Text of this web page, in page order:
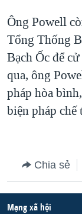
THƯỢNG
TRỊNH VĨNH
NGƯ DÂN
BÊN KIA
QUAN HỆ VIỆT
Ông Powell
Tổng Thống
Bạch Ốc để
qua, ông
pháp hòa
biện pháp
Chia sẻ
Mạng xã hội